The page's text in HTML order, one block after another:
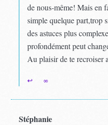
de nous-même! Mais en
simple quelque part,trop
des astuces plus
profondément peut
Au plaisir de te recroiser
↩ ∞
Stéphanie